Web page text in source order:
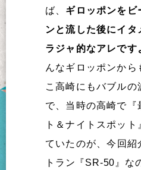
ば
ギ ロ ッポンを ビ
ンと流 し た後にイ タ
ラ ジャ的なアレです
んなギ ロ ッ ポ ンか ら
こ高崎に もバブルの
で
当時の高崎で 『
ト ＆ナ イ ト ス ポ ッ ト
て いた のが 、今回紹
ト ラ ン 『SR-50 』 な